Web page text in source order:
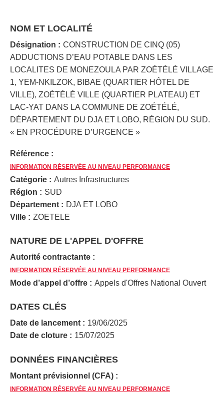
NOM ET LOCALITÉ
Désignation : CONSTRUCTION DE CINQ (05)
ADDUCTIONS D’EAU POTABLE DANS LES
LOCALITES DE MONEZOULA PAR ZOÉTÉLÉ VILLAGE
1, YEM-NKILZOK, BIBAE (QUARTIER HÔTEL DE
VILLE), ZOÉTÉLÉ VILLE (QUARTIER PLATEAU) ET
LAC-YAT DANS LA COMMUNE DE ZOÉTÉLÉ,
DÉPARTEMENT DU DJA ET LOBO, RÉGION DU SUD.
« EN PROCÉDURE D’URGENCE »
Référence :
INFORMATION RÉSERVÉE AU NIVEAU PERFORMANCE
Catégorie : Autres Infrastructures
Région : SUD
Département : DJA ET LOBO
Ville : ZOETELE
NATURE DE L'APPEL D'OFFRE
Autorité contractante :
INFORMATION RÉSERVÉE AU NIVEAU PERFORMANCE
Mode d’appel d’offre : Appels d'Offres National Ouvert
DATES CLÉS
Date de lancement : 19/06/2025
Date de cloture : 15/07/2025
DONNÉES FINANCIÈRES
Montant prévisionnel (CFA) :
INFORMATION RÉSERVÉE AU NIVEAU PERFORMANCE